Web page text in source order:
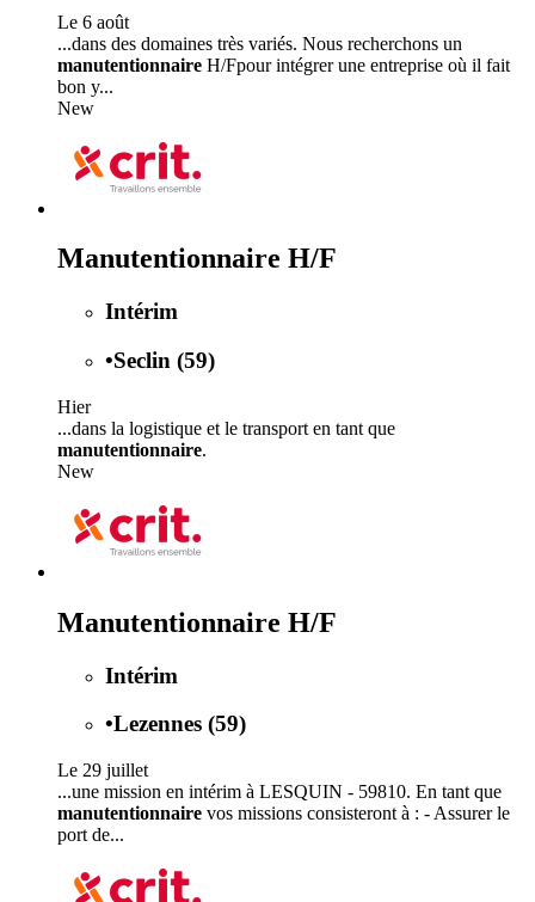
Le 6 août
...dans des domaines très variés. Nous recherchons un
manutentionnaire H/Fpour intégrer une entreprise où il fait
bon y...
New
Manutentionnaire H/F
Intérim
•Seclin (59)
Hier
...dans la logistique et le transport en tant que
manutentionnaire.
New
Manutentionnaire H/F
Intérim
•Lezennes (59)
Le 29 juillet
...une mission en intérim à LESQUIN - 59810. En tant que
manutentionnaire vos missions consisteront à : - Assurer le
port de...